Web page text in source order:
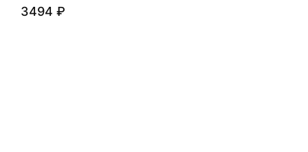
3494 ₽